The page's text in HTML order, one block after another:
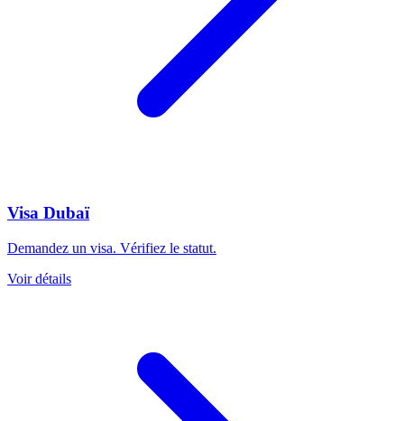
Visa Dubaï
Demandez un visa. Vérifiez le statut.
Voir détails